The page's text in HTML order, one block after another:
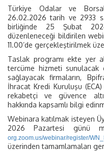
Türkiye Odalar ve
26.02.2026 tarih ve 2933
birliğinde 25 Şubat
düzenleneceği bildirilen
11.00’de gerçekleştirilmek
Taslak programı ekte yer
tercüme hizmeti sunulacak
sağlayacak firmaların,
İhracat Kredi Kuruluşu
rekabetçi ve güvence
hakkında kapsamlı bilgi
Webinara katılmak isteyen
2026 Pazartesi günü
org.zoom.us/webinar/register/
üzerinden tamamlamaları